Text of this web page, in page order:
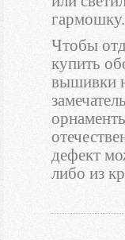
гармошку.
Чтобы
купить
вышивки
дефект
либо из